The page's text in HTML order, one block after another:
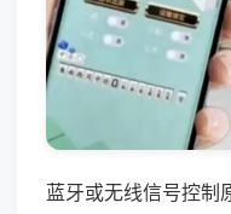
蓝牙或无线信号控制